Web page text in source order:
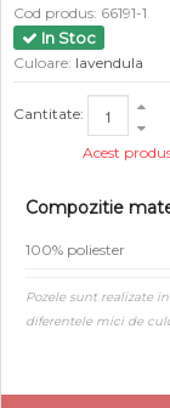
Cod produs: 66191-1
In Stoc
Culoare: lavendula
Cantitate:
Acest
Compozitie
100% poliester
Pozele sunt realizate
diferentele mici de